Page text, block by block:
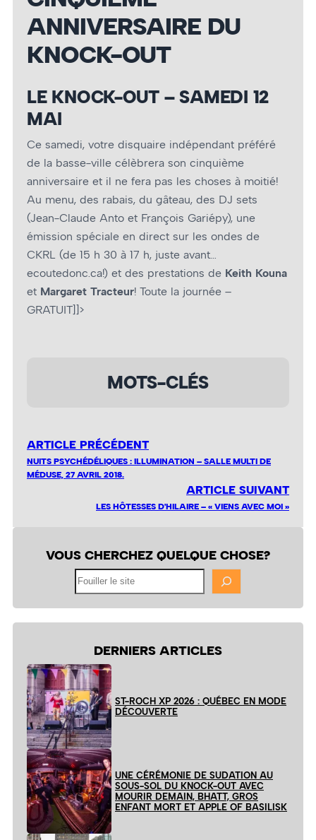
ANNIVERSAIRE DU
KNOCK-OUT
LE KNOCK-OUT – SAMEDI 12
MAI
Ce samedi, votre disquaire indépendant préféré
de la basse-ville célèbrera son cinquième
anniversaire et il ne fera pas les choses à moitié!
Au menu, des rabais, du gâteau, des DJ sets
(Jean-Claude Anto et François Gariépy), une
émission spéciale en direct sur les ondes de
CKRL (de 15 h 30 à 17 h, juste avant…
ecoutedonc.ca!) et des prestations de Keith Kouna
et Margaret Tracteur! Toute la journée –
GRATUIT]]>
MOTS-CLÉS
ARTICLE PRÉCÉDENT
NUITS PSYCHÉDÉLIQUES : ILLUMINATION – SALLE MULTI DE
MÉDUSE, 27 AVRIL 2018.
ARTICLE SUIVANT
LES HÔTESSES D'HILAIRE – « VIENS AVEC MOI »
VOUS CHERCHEZ QUELQUE CHOSE?
DERNIERS ARTICLES
ST-ROCH XP 2026 : QUÉBEC EN MODE
DÉCOUVERTE
UNE CÉRÉMONIE DE SUDATION AU
SOUS-SOL DU KNOCK-OUT AVEC
MOURIR DEMAIN, BHATT, GROS
ENFANT MORT ET APPLE OF BASILISK